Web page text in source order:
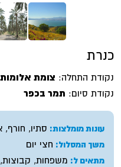
כנרת
נקודת התחלה: צומת אלומות
נקודת סיום: תמר בכפר
עונות מומלצות: סתיו, חורף,
משך המסלול: חצי יום
מתאים ל: משפחות, קבוצות,